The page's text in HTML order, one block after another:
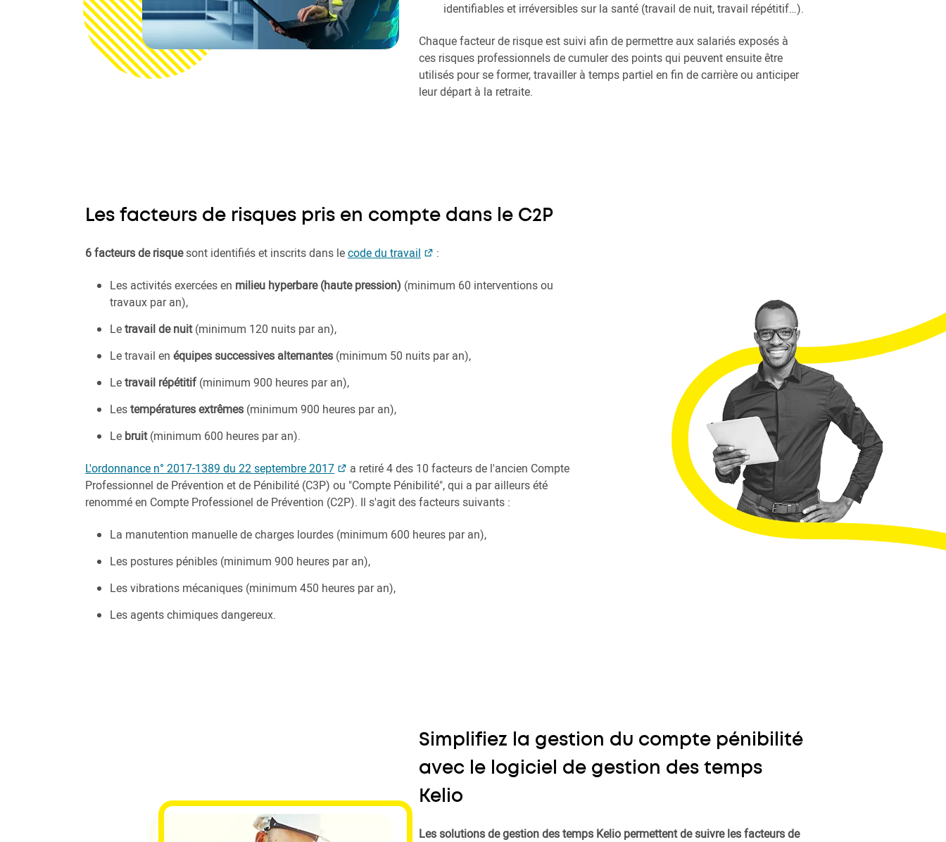
identifiables et irréversibles sur la santé (travail de nuit, travail répétitif…).
Chaque facteur de risque est suivi afin de permettre aux salariés exposés à
ces risques professionnels de cumuler des points qui peuvent ensuite être
utilisés pour se former, travailler à temps partiel en fin de carrière ou anticiper
leur départ à la retraite.
Les facteurs de risques pris en compte dans le C2P
6 facteurs de risquesont identifiés et inscrits dans lecode du travail :
Les activités exercées en milieu hyperbare (haute pression) (minimum 60 interventions ou
travaux par an),
Letravail de nuit(minimum 120 nuits par an),
Le travail en équipes successives alternantes(minimum 50 nuits par an),
Letravail répétitif(minimum 900 heures par an),
Lestempératures extrêmes(minimum 900 heures par an),
Le bruit(minimum 600 heures par an).
L'ordonnance n° 2017-1389 du 22 septembre 2017
a retiré 4 des 10 facteurs de l'ancien Compte
Professionnel de Prévention et de Pénibilité (C3P) ou "Compte Pénibilité", qui a par ailleurs été
renommé en Compte Professionel de Prévention (C2P). Il s'agit des facteurs suivants :
La manutention manuelle de charges lourdes (minimum 600 heures par an),
Les postures pénibles (minimum 900 heures par an),
Les vibrations mécaniques (minimum 450 heures par an),
Les agents chimiques dangereux.
Simplifiez la gestion du compte pénibilité
avec le logiciel de gestion des temps
Kelio
Les solutions de gestion des temps Kelio permettent de suivre les facteurs de